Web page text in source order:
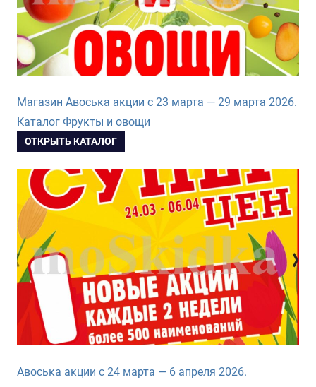
Магазин Авоська акции с 23 марта — 29 марта 2026.
Каталог Фрукты и овощи
ОТКРЫТЬ КАТАЛОГ
Авоська акции с 24 марта — 6 апреля 2026.